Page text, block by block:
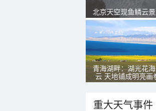
北京天空现鱼鳞云
青海湖畔：湖光花
云 天地铺成明亮画
重大天气事件